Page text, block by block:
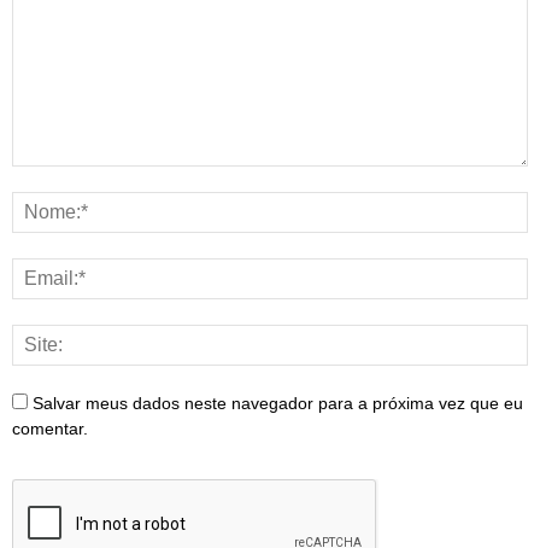
Salvar meus dados neste navegador para a próxima vez que eu
comentar.